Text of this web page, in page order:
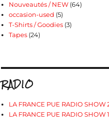
Nouveautés / NEW (64)
occasion-used (5)
T-Shirts / Goodies (3)
Tapes (24)
RADIO
LA FRANCE PUE RADIO SHOW
LA FRANCE PUE RADIO SHOW